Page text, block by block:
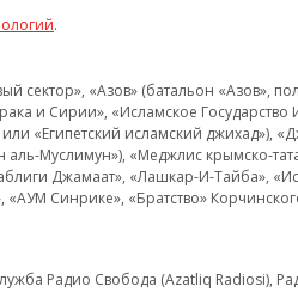
.
«Азов» (батальон «Азов»,
и Сирии», «Исламское Государство
«Египетский исламский джихад»),
Муслимун»), «Меджлис крымско-
Джамаат», «Лашкар-И-Тайба»,
Синрике», «Братство»
Радио Свобода (Azatliq Radiosi),